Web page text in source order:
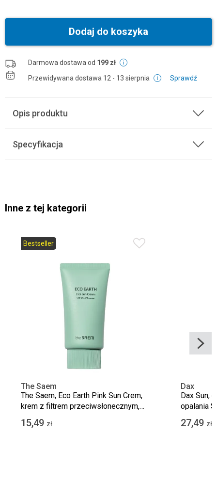
Dodaj do koszyka
Darmowa dostawa od 199 zł
Przewidywana dostawa 12 - 13 sierpnia Sprawdź
Opis produktu
Specyfikacja
Inne z tej kategorii
Bestseller
The Saem
The Saem, Eco Earth Pink Sun Crem,
krem z filtrem przeciwsłonecznym,
SPF 50+
15,49 zł
Dax
Dax Sun,
opalania
27,49 zł